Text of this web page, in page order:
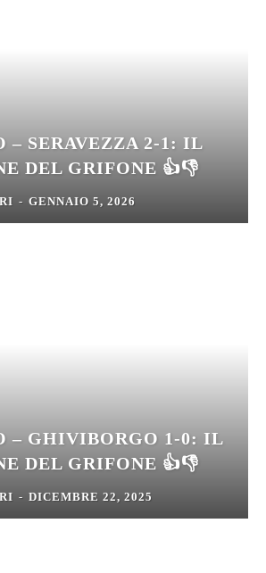
– SERAVEZZA 2-1: IL
DEL GRIFONE 👍👎
- GENNAIO 5, 2026
– GHIVIBORGO 1-0: IL
DEL GRIFONE 👍👎
- DICEMBRE 22, 2025